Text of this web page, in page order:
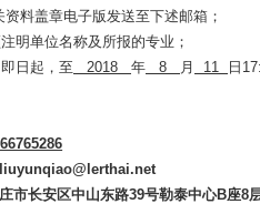
料盖章电子版发送至下述邮箱；
明单位名称及所报的专业；
日起，至 2018 年 8 月 11 日
lerthai.net
市长安区中山东路39号勒泰中心B座8